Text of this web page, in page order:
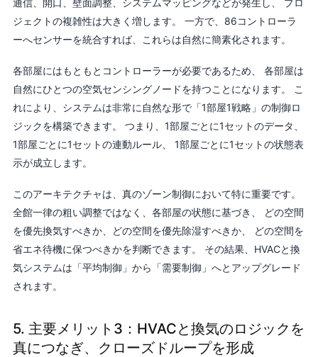
通信、開口、壁面調整、システムマッピングなどが発生し、 プロ
ジェクトの複雑性は大きく増します。 一方で、86コントローラ
ーへセンサーを統合すれば、これらは自然に簡素化されます。
各部屋にはもともとコントローラーが必要であるため、 各部屋は
自然にひとつの空気センシングノードを持つことになります。 こ
れにより、システムは非常に自然な形で「1部屋1戦略」の制御ロ
ジックを構築できます。 つまり、1部屋ごとに1セットのデータ、
1部屋ごとに1セットの連動ルール、 1部屋ごとに1セットの状態表
示が成立します。
このアーキテクチャは、真のゾーン制御において特に重要です。
全館一律の粗い調整ではなく、各部屋の状態に基づき、 どの空間
を優先換気すべきか、どの空間を優先除湿すべきか、 どの空間を
省エネ待機に保つべきかを判断できます。 その結果、HVACと換
気システムは「平均制御」から「需要制御」へとアップグレード
されます。
5. 主要メリット3：HVACと換気のロジックを
真につなぎ、クローズドループを形成